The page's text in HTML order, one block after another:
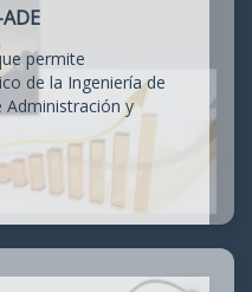
permite
de la Ingeniería de
Administración y